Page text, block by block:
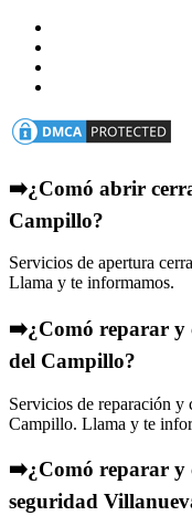
➡️¿Comó abrir
Campillo?
Servicios de apertura
Llama y te informamos.
➡️¿Comó reparar y
del Campillo?
Servicios de reparación y
Campillo. Llama y te
➡️¿Comó reparar y
seguridad